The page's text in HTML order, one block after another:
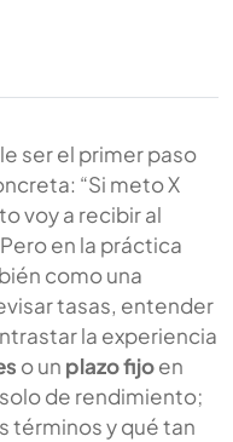
ser el primer paso
“Si meto X
voy a recibir al
en la práctica
como una
tasas, entender
la experiencia
o un plazo fijoen
de rendimiento;
términos y qué tan